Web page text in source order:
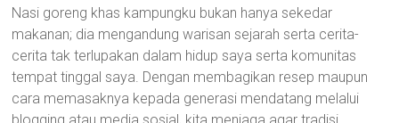
Nasi goreng khas kampungku bukan hanya sekedar
makanan; dia mengandung warisan sejarah serta cerita-
cerita tak terlupakan dalam hidup saya serta komunitas
tempat tinggal saya. Dengan membagikan resep maupun
cara memasaknya kepada generasi mendatang melalui